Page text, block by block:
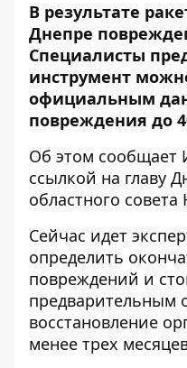
В результате
Днепре
Специалисты
инструмент
официальным
повреждения до
Об этом сообщает
ссылкой на главу
областного
Сейчас идет
определить
повреждений и
предварительным
восстановление
менее трех